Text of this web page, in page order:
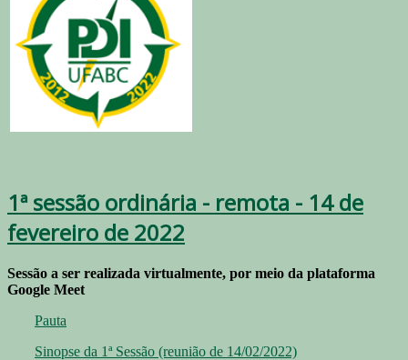
1ª sessão ordinária - remota - 14 de
fevereiro de 2022
Sessão a ser realizada virtualmente, por meio da plataforma
Google Meet
Pauta
Sinopse da 1ª Sessão (reunião de 14/02/2022)